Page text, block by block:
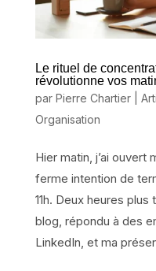
Le rituel de
révolutionne vos
par Pierre Chartier|
Organisation
Hier matin, j’ai ouvert
ferme intention de
11h. Deux heures plus
blog, répondu à des
LinkedIn, et ma